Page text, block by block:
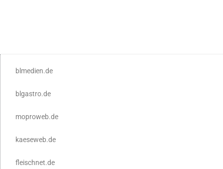
blmedien.de
blgastro.de
moproweb.de
kaeseweb.de
fleischnet.de